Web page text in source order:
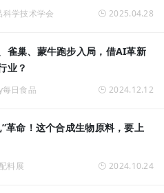
科学技术学会 2025.04.28
雀巢、蒙牛跑步入局，借AI革新
业？
日食品 2024.12.12
革命！这个合成生物原料，要上
料展 2024.10.24